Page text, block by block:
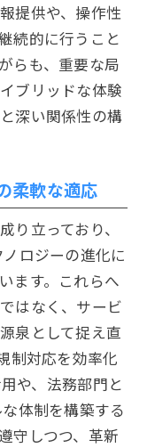
提供や、操作性
続的に行うこと
らも、重要な局
ブリッドな体験
深い関係性の構
柔軟な適応
り立っており、
ロジーの進化に
ます。これらへ
はなく、サービ
泉として捉え直
制対応を効率化
や、法務部門と
体制を構築する
守しつつ、革新